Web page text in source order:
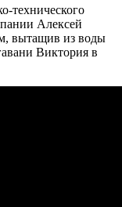
технического
Алексей
вытащив из воды
Виктория в